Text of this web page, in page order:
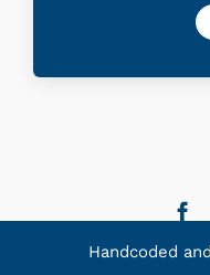
Handcoded